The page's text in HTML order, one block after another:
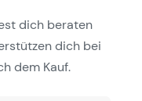
dich beraten
dich bei
dem Kauf.